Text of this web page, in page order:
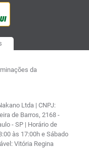
da
Ltda | CNPJ:
de Barros, 2168 -
- SP | Horário de
às 17:00h e Sábado
Vitória Regina